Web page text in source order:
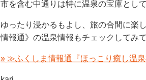
ゆったり浸かるもよし、旅の合間に楽し
≫ふくしま情報通『ほっこり癒し温
kari.